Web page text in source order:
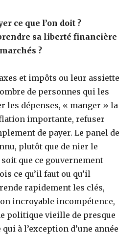
ce que l’on doit ?
sa liberté financière
?
et impôts ou leur assiette
de personnes qui les
les dépenses, « manger » la
importante, refuser
de payer. Le panel de
plutôt que de nier le
que ce gouvernement
ce qu’il faut ou qu’il
rapidement les clés,
incroyable incompétence,
politique vieille de presque
à l’exception d’une année